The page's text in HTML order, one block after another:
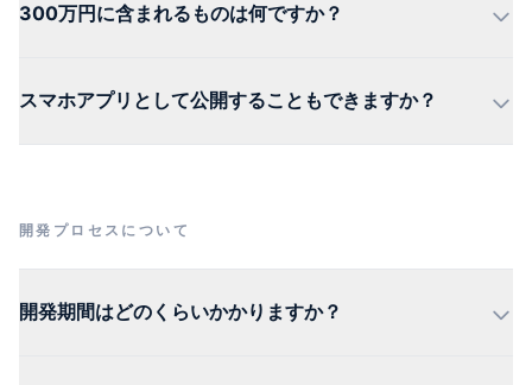
300万円に含まれるものは何ですか？
スマホアプリとして公開することもできますか？
開発プロセスについて
開発期間はどのくらいかかりますか？